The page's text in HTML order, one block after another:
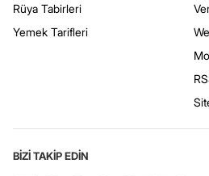
Rüya Tabirleri
Yemek Tarifleri
BİZİ TAKİP EDİN